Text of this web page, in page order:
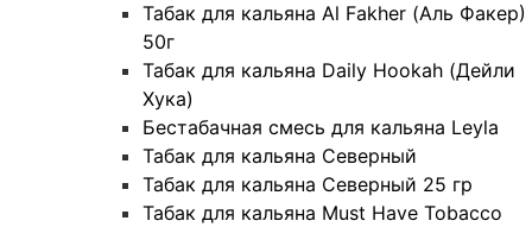
Табак для кальяна Al Fakher (Аль Факер)
50г
Табак для кальяна Daily Hookah (Дейли
Хука)
Бестабачная смесь для кальяна Leyla
Табак для кальяна Северный
Табак для кальяна Северный 25 гр
Табак для кальяна Must Have Tobacco